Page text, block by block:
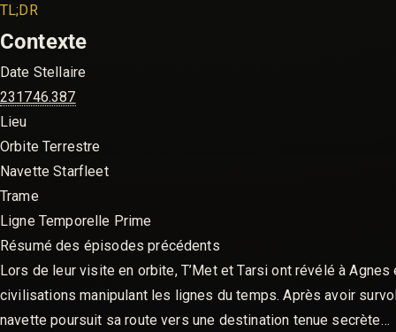
TL;DR
Contexte
Date Stellaire
231746.387
Lieu
Orbite Terrestre
Navette Starfleet
Trame
Ligne Temporelle Prime
Résumé des épisodes précédents
Lors de leur visite en orbite, T’Met et Tarsi ont révélé à
civilisations manipulant les lignes du temps. Après avoir
navette poursuit sa route vers une destination tenue secrète…